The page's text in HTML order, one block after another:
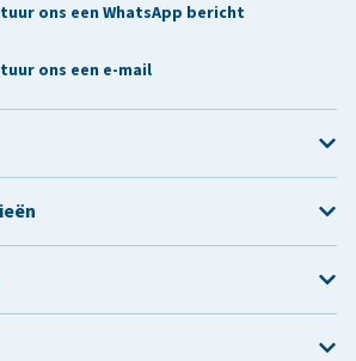
ons een WhatsApp bericht
ons een e-mail